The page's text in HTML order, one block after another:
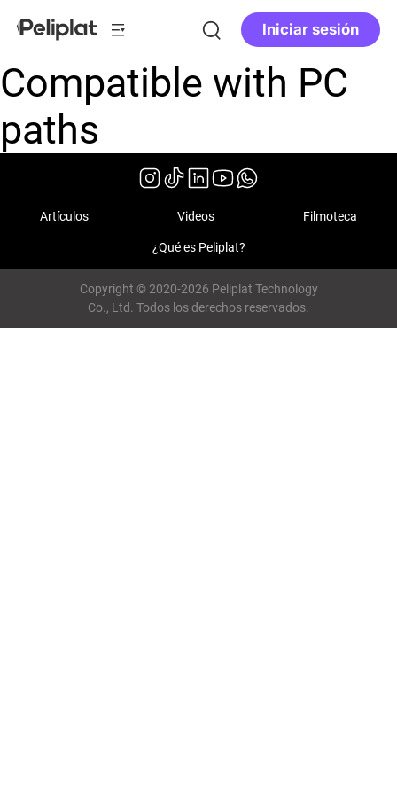
Iniciar sesión
Compatible with PC
paths
Artículos Videos Filmoteca
¿Qué es Peliplat?
Copyright © 2020-2026 Peliplat Technology
Co., Ltd. Todos los derechos reservados.